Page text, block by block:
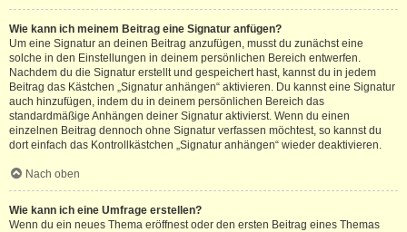
Wie kann ich meinem Beitrag eine Signatur anfügen?
Um eine Signatur an deinen Beitrag anzufügen, musst du zunächst eine
solche in den Einstellungen in deinem persönlichen Bereich entwerfen.
Nachdem du die Signatur erstellt und gespeichert hast, kannst du in jedem
Beitrag das Kästchen „Signatur anhängen“ aktivieren. Du kannst eine Signatur
auch hinzufügen, indem du in deinem persönlichen Bereich das
standardmäßige Anhängen deiner Signatur aktivierst. Wenn du einen
einzelnen Beitrag dennoch ohne Signatur verfassen möchtest, so kannst du
dort einfach das Kontrollkästchen „Signatur anhängen“ wieder deaktivieren.
Nach oben
Wie kann ich eine Umfrage erstellen?
Wenn du ein neues Thema eröffnest oder den ersten Beitrag eines Themas